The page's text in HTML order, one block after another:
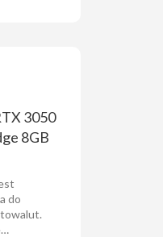
3050
8GB
do